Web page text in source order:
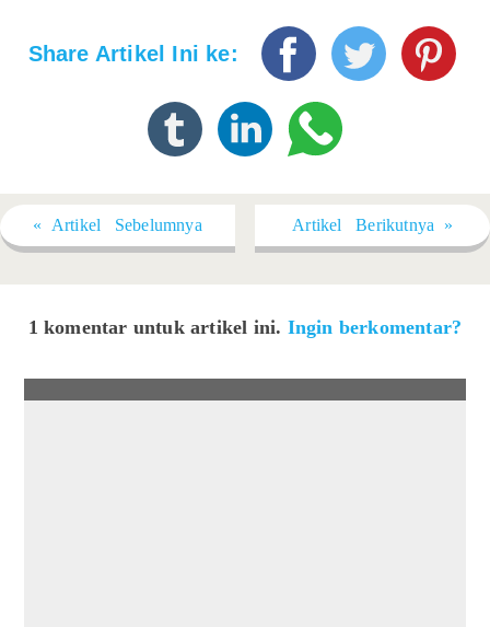
Share Artikel Ini ke:
« Artikel Sebelumnya Artikel Berikutnya »
1 komentar untuk artikel ini. Ingin berkomentar?